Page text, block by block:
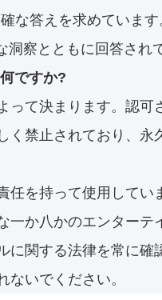
な答えを求めていま
察とともに回答され
ですか?
て決まります。認
く禁止されており、
を持って使用してい
か八かのエンターテ
に関する法律を常に確
いでください。